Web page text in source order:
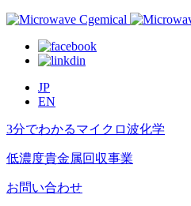
JP
EN
3分でわかるマイクロ波化学
低濃度貴金属回収事業​
お問い合わせ